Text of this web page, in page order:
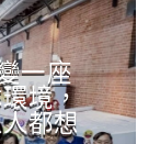
一座
境，
都想